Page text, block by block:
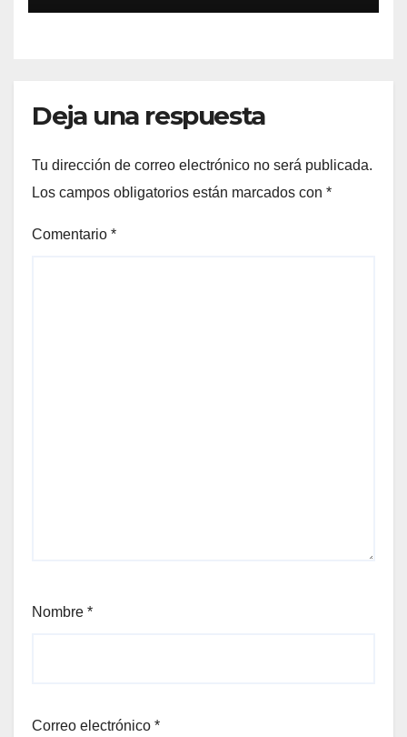
Deja una respuesta
Tu dirección de correo electrónico no será publicada.
Los campos obligatorios están marcados con *
Comentario *
Nombre *
Correo electrónico *